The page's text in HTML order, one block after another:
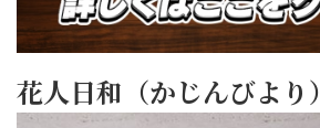
花人日和（かじんびより）